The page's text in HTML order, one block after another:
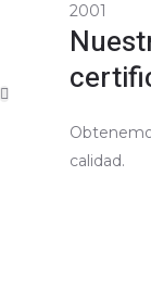
2001
calidad.